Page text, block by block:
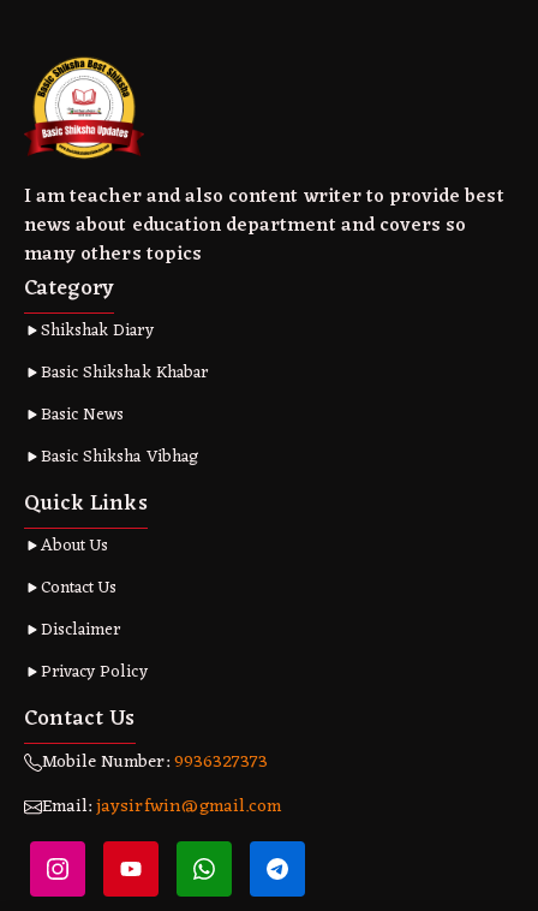
I am teacher and also content writer to provide best
news about education department and covers so
many others topics
Category
Shikshak Diary
Basic Shikshak Khabar
Basic News
Basic Shiksha Vibhag
Quick Links
About Us
Contact Us
Disclaimer
Privacy Policy
Contact Us
Mobile Number:9936327373
Email:jaysirfwin@gmail.com